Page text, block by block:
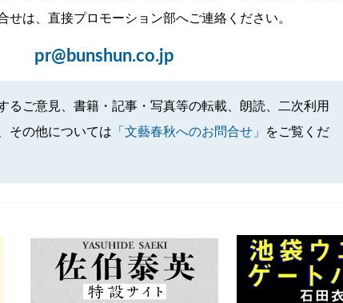
せは、直接プロモーション部へご連絡ください。
pr@bunshun.co.jp
るご意見、書籍・記事・写真等の転載、朗読、二次利用
その他については 「文藝春秋へのお問合せ」
をご覧くだ